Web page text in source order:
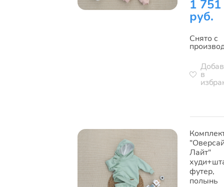
1 751
руб.
Снято с
в
Лайт"
футер,
полынь